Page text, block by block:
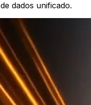
dados unificado.